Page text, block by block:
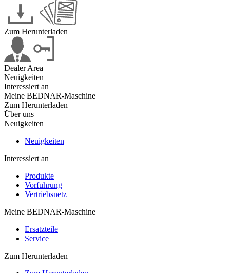
Zum Herunterladen
Dealer Area
Neuigkeiten
Interessiert an
Meine BEDNAR-Maschine
Zum Herunterladen
Über uns
Neuigkeiten
Neuigkeiten
Interessiert an
Produkte
Vorfuhrung
Vertriebsnetz
Meine BEDNAR-Maschine
Ersatzteile
Service
Zum Herunterladen